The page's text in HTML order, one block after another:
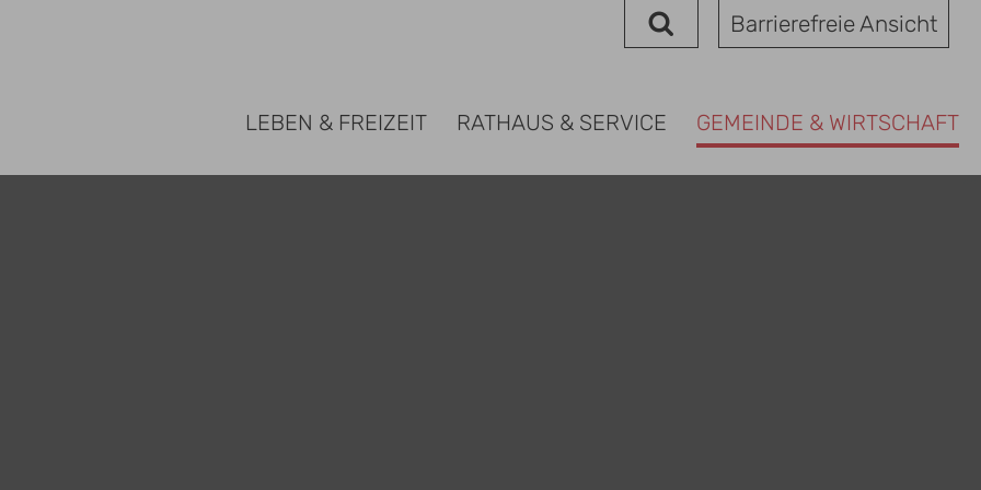
Rosengarten Barrierefreie Ansicht
LEBEN & FREIZEIT RATHAUS & SERVICE GEMEINDE & WIRTSCHAFT